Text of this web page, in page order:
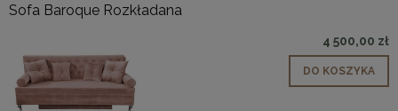
Sofa Baroque Rozkładana
4 500,00 zł
DO KOSZYKA